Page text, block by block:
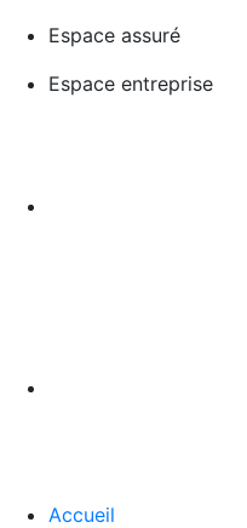
Espace assuré
Espace entreprise
Accueil